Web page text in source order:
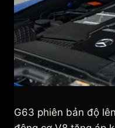
G63 phiên bản độ